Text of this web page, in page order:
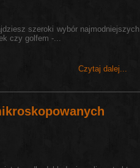
szeroki wybór najmodniejszych
czy golfem -...
Czytaj dalej...